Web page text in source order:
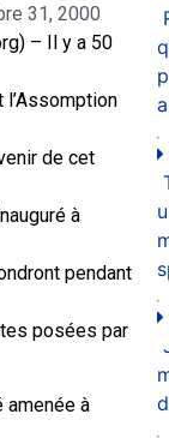
31, 2000
– Il y a 50
de cet
à
pendant
posées par
amenée à